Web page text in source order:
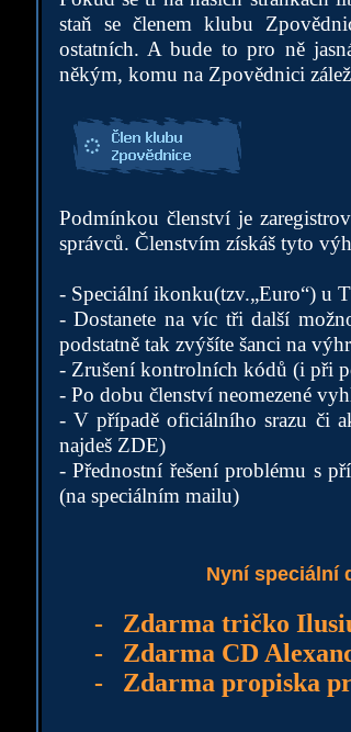
staň se členem klubu
ostatních. A bude to pro ně
někým, komu na Zpovědnici
Podmínkou členství je
správců. Členstvím získáš tyto
- Speciální ikonku(tzv.„Euro“) u
- Dostanete na víc tři další
podstatně tak zvýšíte šanci na
- Zrušení kontrolních kódů (i při
- Po dobu členství neomezené
- V případě oficiálního srazu či
najdeš ZDE)
- Přednostní řešení problému s
(na speciálním mailu)
Nyní speciální
-
Zdarma tričko
-
Zdarma CD
-
Zdarma propiska